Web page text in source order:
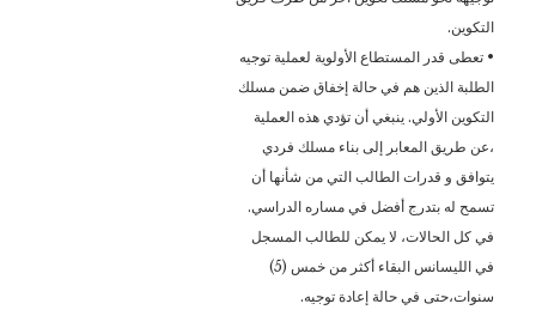
التكوين.
• تعطى قدر المستطاع الأولوية لعملية توجيه
الطلبة الذين هم في حالة إخفاق ضمن مسلك
التكوين الأولي. ينبغي أن تؤدي هذه العملية
،عن طريق المعابر إلى بناء مسلك فردي
يتوافق و قدرات الطالب التي من شأنها أن
تسمح له بتدرج أفضل في مساره الدراسي.
في كل الحالات، لا يمكن للطالب المسجل
في الليسانس البقاء أكثر من خمس (5)
سنوات،حتى في حالة إعادة توجيه.